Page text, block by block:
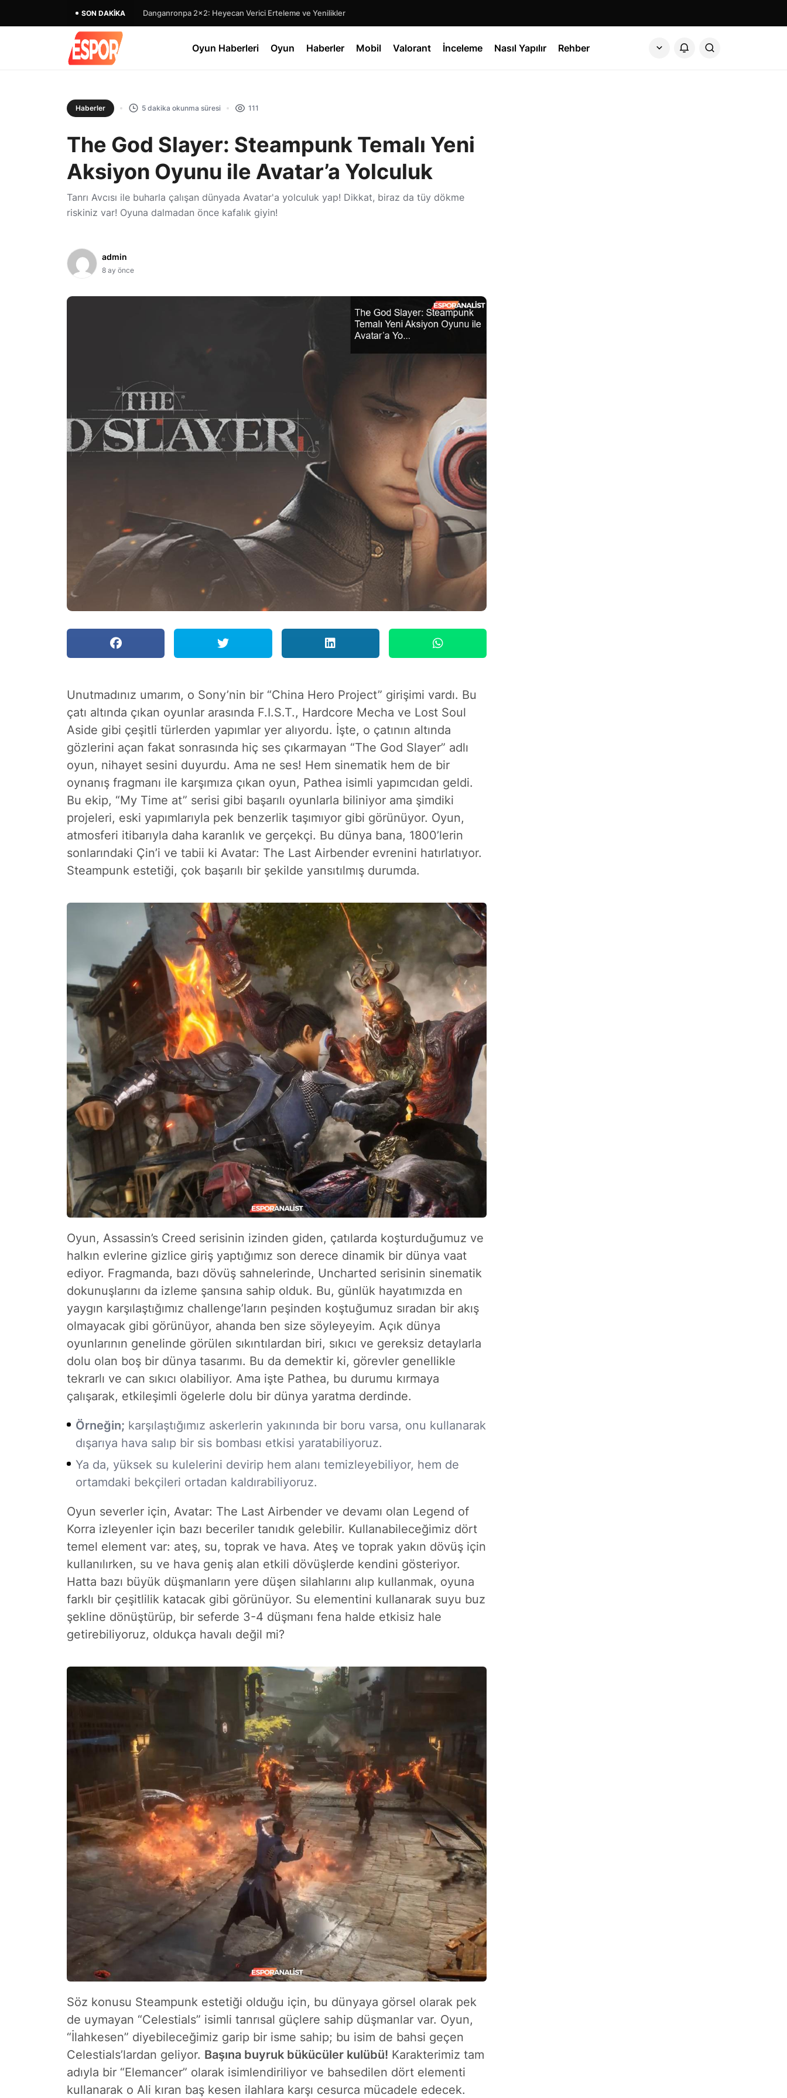
SON DAKIKA Danganronpa 2×2: Heyecan Verici Erteleme ve Yenilikler
Oyun Haberleri Oyun Haberler Mobil Valorant İnceleme Nasıl Yapılır Rehber
Haberler 5 dakika okunma süresi 111
The God Slayer: Steampunk Temalı Yeni
Aksiyon Oyunu ile Avatar’a Yolculuk
Tanrı Avcısı ile buharla çalışan dünyada Avatar'a yolculuk yap! Dikkat, biraz da tüy dökme
riskiniz var! Oyuna dalmadan önce kafalık giyin!
admin
8 ay önce
Unutmadınız umarım, o Sony’nin bir “China Hero Project” girişimi vardı. Bu
çatı altında çıkan oyunlar arasında F.I.S.T., Hardcore Mecha ve Lost Soul
Aside gibi çeşitli türlerden yapımlar yer alıyordu. İşte, o çatının altında
gözlerini açan fakat sonrasında hiç ses çıkarmayan “The God Slayer” adlı
oyun, nihayet sesini duyurdu. Ama ne ses! Hem sinematik hem de bir
oynanış fragmanı ile karşımıza çıkan oyun, Pathea isimli yapımcıdan geldi.
Bu ekip, “My Time at” serisi gibi başarılı oyunlarla biliniyor ama şimdiki
projeleri, eski yapımlarıyla pek benzerlik taşımıyor gibi görünüyor. Oyun,
atmosferi itibarıyla daha karanlık ve gerçekçi. Bu dünya bana, 1800’lerin
sonlarındaki Çin’i ve tabii ki Avatar: The Last Airbender evrenini hatırlatıyor.
Steampunk estetiği, çok başarılı bir şekilde yansıtılmış durumda.
Oyun, Assassin’s Creed serisinin izinden giden, çatılarda koşturduğumuz ve
halkın evlerine gizlice giriş yaptığımız son derece dinamik bir dünya vaat
ediyor. Fragmanda, bazı dövüş sahnelerinde, Uncharted serisinin sinematik
dokunuşlarını da izleme şansına sahip olduk. Bu, günlük hayatımızda en
yaygın karşılaştığımız challenge’ların peşinden koştuğumuz sıradan bir akış
olmayacak gibi görünüyor, ahanda ben size söyleyeyim. Açık dünya
oyunlarının genelinde görülen sıkıntılardan biri, sıkıcı ve gereksiz detaylarla
dolu olan boş bir dünya tasarımı. Bu da demektir ki, görevler genellikle
tekrarlı ve can sıkıcı olabiliyor. Ama işte Pathea, bu durumu kırmaya
çalışarak, etkileşimli ögelerle dolu bir dünya yaratma derdinde.
Örneğin; karşılaştığımız askerlerin yakınında bir boru varsa, onu kullanarak
dışarıya hava salıp bir sis bombası etkisi yaratabiliyoruz.
Ya da, yüksek su kulelerini devirip hem alanı temizleyebiliyor, hem de
ortamdaki bekçileri ortadan kaldırabiliyoruz.
Oyun severler için, Avatar: The Last Airbender ve devamı olan Legend of
Korra izleyenler için bazı beceriler tanıdık gelebilir. Kullanabileceğimiz dört
temel element var: ateş, su, toprak ve hava. Ateş ve toprak yakın dövüş için
kullanılırken, su ve hava geniş alan etkili dövüşlerde kendini gösteriyor.
Hatta bazı büyük düşmanların yere düşen silahlarını alıp kullanmak, oyuna
farklı bir çeşitlilik katacak gibi görünüyor. Su elementini kullanarak suyu buz
şekline dönüştürüp, bir seferde 3-4 düşmanı fena halde etkisiz hale
getirebiliyoruz, oldukça havalı değil mi?
Söz konusu Steampunk estetiği olduğu için, bu dünyaya görsel olarak pek
de uymayan “Celestials” isimli tanrısal güçlere sahip düşmanlar var. Oyun,
“İlahkesen” diyebileceğimiz garip bir isme sahip; bu isim de bahsi geçen
Celestials’lardan geliyor. Başına buyruk bükücüler kulübü! Karakterimiz tam
adıyla bir “Elemancer” olarak isimlendiriliyor ve bahsedilen dört elementi
kullanarak o Ali kıran baş kesen ilahlara karşı cesurca mücadele edecek.